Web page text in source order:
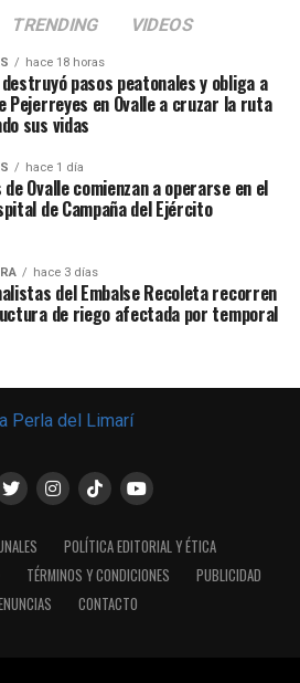
TRENDING VIDEOS
hace 18 horas
pasos peatonales y obliga a
Pejerreyes en Ovalle a cruzar la ruta
sus vidas
hace 1 día
Ovalle comienzan a operarse en el
de Campaña del Ejército
hace 3 días
del Embalse Recoleta recorren
de riego afectada por temporal
POLÍTICA EDITORIAL Y ÉTICA
TÉRMINOS Y CONDICIONES
PUBLICIDAD
CONTACTO